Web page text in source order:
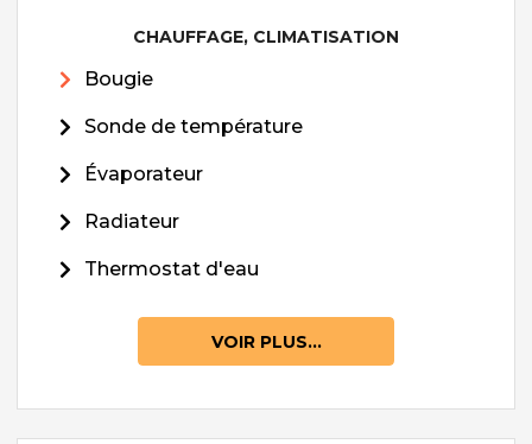
CHAUFFAGE, CLIMATISATION
Bougie
Sonde de température
Évaporateur
Radiateur
Thermostat d'eau
VOIR PLUS...